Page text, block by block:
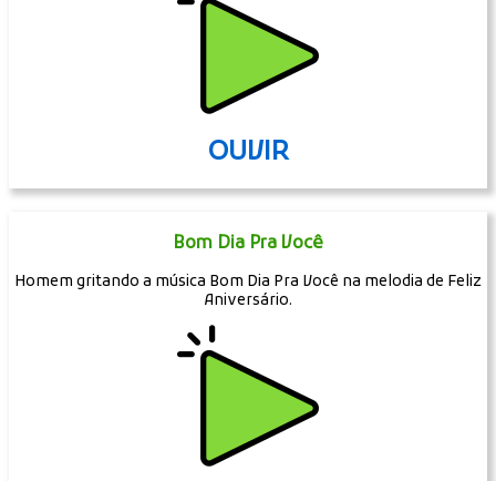
OUVIR
Bom Dia Pra Você
Homem gritando a música Bom Dia Pra Você na melodia de Feliz
Aniversário.